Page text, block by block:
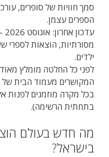
סמך חוויות של סופרים,
הספרים עצמן.
עדכון
מסורתיות, הוצאות לספרי
ילדים.
לפני כל החלטה מומלץ מאוד
המקושרים מעמוד הבית של
בכל מקרה מוזמנים לפנות אלי
בתחתית הרשימה).
מה חדש בעולם
בישראל?